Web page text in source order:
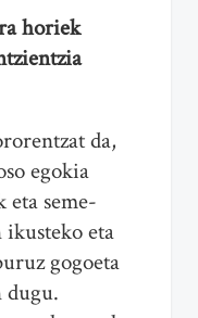
horiek
da,
egokia
eta seme-
eta
gogoeta
dugu.